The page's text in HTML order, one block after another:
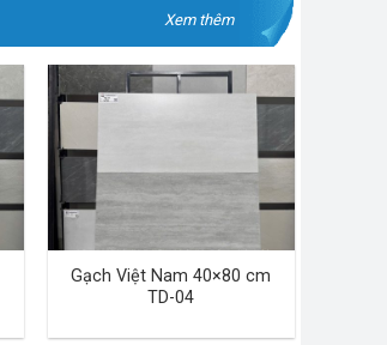
Xem thêm
Gạch Việt Nam 40×80 cm
TD-04